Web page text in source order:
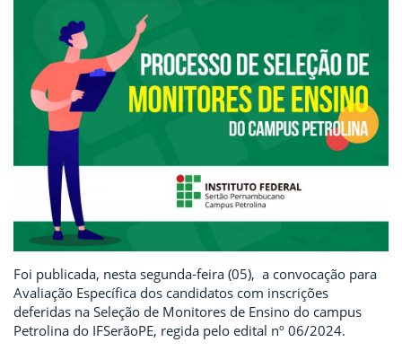
Foi publicada, nesta segunda-feira (05), a convocação para
Avaliação Específica dos candidatos com inscrições
deferidas na Seleção de Monitores de Ensino do campus
Petrolina do IFSerãoPE, regida pelo edital nº 06/2024.